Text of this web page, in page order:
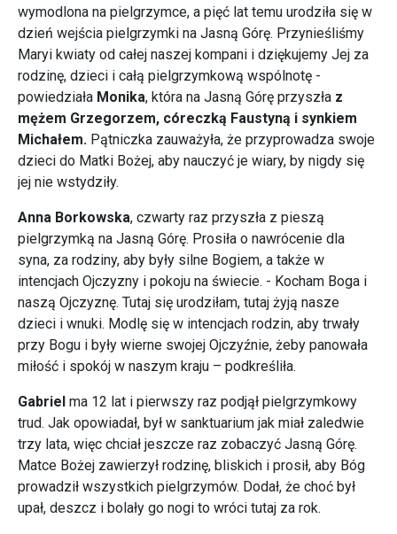
wymodlona na pielgrzymce, a pięć lat temu urodziła się w
dzień wejścia pielgrzymki na Jasną Górę. Przynieśliśmy
Maryi kwiaty od całej naszej kompani i dziękujemy Jej za
rodzinę, dzieci i całą pielgrzymkową wspólnotę -
powiedziała Monika, która na Jasną Górę przyszła z
mężem Grzegorzem, córeczką Faustyną i synkiem
Michałem. Pątniczka zauważyła, że przyprowadza swoje
dzieci do Matki Bożej, aby nauczyć je wiary, by nigdy się
jej nie wstydziły.
Anna Borkowska, czwarty raz przyszła z pieszą
pielgrzymką na Jasną Górę. Prosiła o nawrócenie dla
syna, za rodziny, aby były silne Bogiem, a także w
intencjach Ojczyzny i pokoju na świecie. - Kocham Boga i
naszą Ojczyznę. Tutaj się urodziłam, tutaj żyją nasze
dzieci i wnuki. Modlę się w intencjach rodzin, aby trwały
przy Bogu i były wierne swojej Ojczyźnie, żeby panowała
miłość i spokój w naszym kraju – podkreśliła.
Gabriel ma 12 lat i pierwszy raz podjął pielgrzymkowy
trud. Jak opowiadał, był w sanktuarium jak miał zaledwie
trzy lata, więc chciał jeszcze raz zobaczyć Jasną Górę.
Matce Bożej zawierzył rodzinę, bliskich i prosił, aby Bóg
prowadził wszystkich pielgrzymów. Dodał, że choć był
upał, deszcz i bolały go nogi to wróci tutaj za rok.